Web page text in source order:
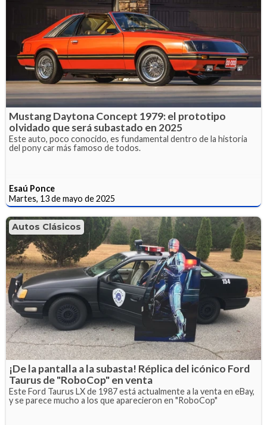
Mustang Daytona Concept 1979: el prototipo
olvidado que será subastado en 2025
Este auto, poco conocido, es fundamental dentro de la historia
del pony car más famoso de todos.
Esaú Ponce
Martes, 13 de mayo de 2025
Autos Clásicos
¡De la pantalla a la subasta! Réplica del icónico Ford
Taurus de "RoboCop" en venta
Este Ford Taurus LX de 1987 está actualmente a la venta en eBay,
y se parece mucho a los que aparecieron en "RoboCop"